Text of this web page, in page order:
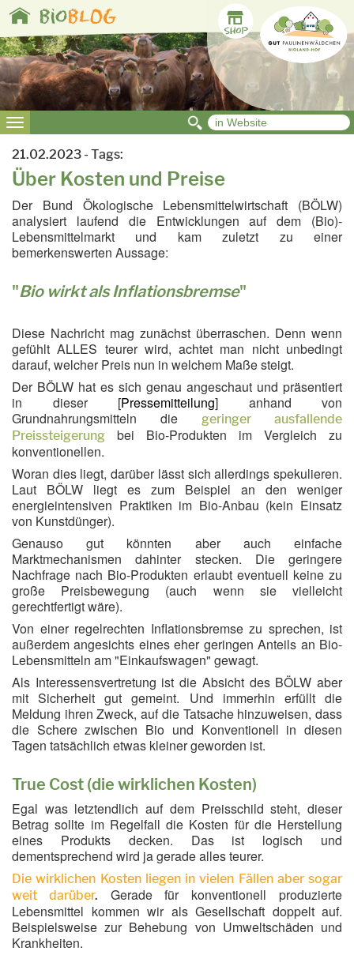
Toggle
navigation
bioBLOG
Toggle
navigation
21.02.2023 - Tags:
Über Kosten und Preise
Der Bund Ökologische Lebensmittelwirtschaft (BÖLW)
analysiert laufend die Entwicklungen auf dem (Bio)-
Lebensmittelmarkt und kam zuletzt zu einer
bemerkenswerten Aussage:
"Bio wirkt als Inflationsbremse"
Diese Nachricht mag zunächst überraschen. Denn wenn
gefühlt ALLES teurer wird, achtet man nicht unbedingt
darauf, welcher Preis nun in welchem Maße steigt.
Der BÖLW hat es sich genau angeschaut und präsentiert
in dieser [Pressemitteilung] anhand von
Grundnahrungsmitteln die
geringer ausfallende
Preissteigerung
bei Bio-Produkten im Vergleich zu
konventionellen.
Woran dies liegt, darüber lässt sich allerdings spekulieren.
Laut BÖLW liegt es zum Beispiel an den weniger
energieintensiven Praktiken im Bio-Anbau (kein Einsatz
von Kunstdünger).
Genauso gut könnten aber auch einfache
Marktmechanismen dahinter stecken. Die geringere
Nachfrage nach Bio-Produkten erlaubt eventuell keine zu
große Preisbewegung (auch wenn sie vielleicht
gerechtfertigt wäre).
Von einer regelrechten Inflationsbremse zu sprechen, ist
außerdem angesichts eines eher geringen Anteils an Bio-
Lebensmitteln am "Einkaufswagen" gewagt.
Als Interessensvertretung ist die Absicht des BÖLW aber
mit Sicherheit gut gemeint. Und immerhin erfüllt die
Meldung ihren Zweck, auf die Tatsache hinzuweisen, dass
die Schere zwischen Bio und Konventionell in diesen
Tagen tatsächlich etwas kleiner geworden ist.
True Cost (die wirklichen Kosten)
Egal was letztendlich auf dem Preisschild steht, dieser
Betrag sollte im Regelfall die Kosten für die Herstellung
eines Produkts decken. Das ist logisch und
dementsprechend wird ja gerade alles teurer.
Die wirklichen Kosten liegen in vielen Fällen aber sogar
weit darüber.
Gerade für konventionell produzierte
Lebensmittel kommen wir als Gesellschaft doppelt auf.
Beispielsweise zur Behebung von Umweltschäden und
Krankheiten.